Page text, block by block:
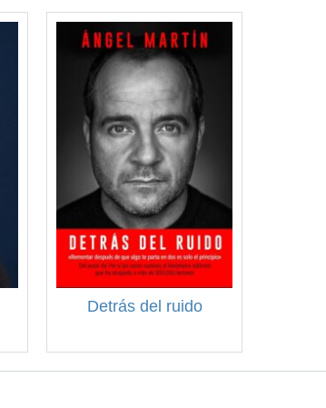
Detrás del ruido